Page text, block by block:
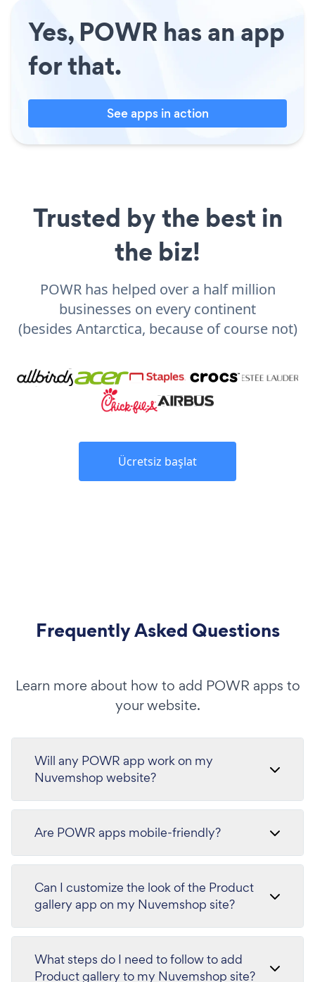
Yes, POWR has an app
for that.
See apps in action
Trusted by the best in
the biz!
POWR has helped over a half million
businesses on every continent
(besides Antarctica, because of course not)
Ücretsiz başlat
Frequently Asked Questions
Learn more about how to add POWR apps to
your website.
Will any POWR app work on my
Nuvemshop website?
Are POWR apps mobile-friendly?
Can I customize the look of the Product
gallery app on my Nuvemshop site?
What steps do I need to follow to add
Product gallery to my Nuvemshop site?